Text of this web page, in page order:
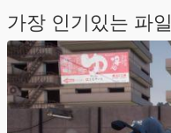
가장 인기있는 파일